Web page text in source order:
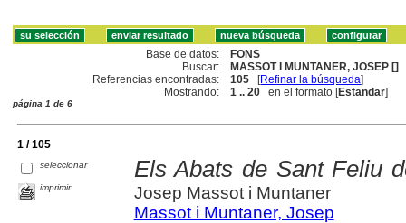
Base de datos:
FONS
Buscar:
MASSOT I MUNTANER, JOSEP []
Referencias encontradas:
105 [Refinar la búsqueda]
Mostrando:
1 .. 20 en el formato [Estandar]
página 1 de 6
1 / 105
seleccionar
imprimir
Els Abats de Sant Feliu
Josep Massot i Muntaner
Massot i Muntaner, Josep